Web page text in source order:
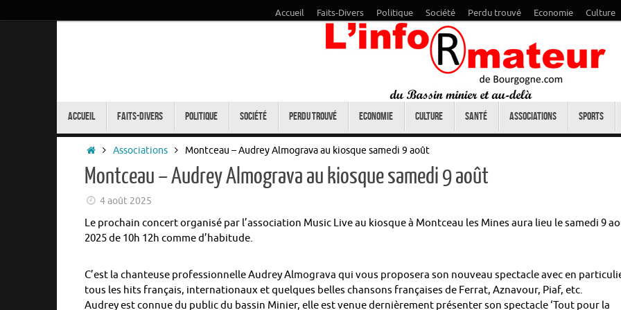
Accueil Faits-Divers Politique Société Perdu trouvé Economie Culture
Accueil Faits-Divers Politique Société Perdu trouvé Economie Culture Santé Associations Sports
Accueil
Associations Montceau – Audrey Almograva au kiosque samedi 9 août
Montceau – Audrey Almograva au kiosque samedi 9 août
4 août 2025
Le prochain concert organisé par l’association Music Live au kiosque à Montceau les Mines aura lieu le samedi 9
2025 de 10h 12h comme d’habitude.
C’est la chanteuse professionnelle Audrey Almograva qui vous proposera son nouveau spectacle avec en
tous les hits français, internationaux et quelques belles chansons françaises de Ferrat, Aznavour, Piaf, etc.
Audrey est connue du public du bassin Minier, elle est venue dernièrement présenter son spectacle ‘Tout pour la